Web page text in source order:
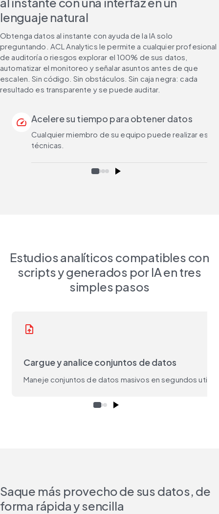
lenguaje natural
Obtenga datos al instante con ayuda de la IA solo
preguntando. ACL Analytics le permite a cualquier profesional
de auditoría o riesgos explorar el 100% de sus datos,
automatizar el monitoreo y señalar asuntos antes de que
escalen. Sin código. Sin obstáculos. Sin caja negra: cada
resultado es transparente y se puede auditar.
speed Acelere su tiempo para obtener datos
Cualquier miembro de su equipo puede realizar
técnicas.
Estudios analíticos compatibles con
scripts y generados por IA en tres
simples pasos
upload_file
Cargue y analice conjuntos de datos
Maneje conjuntos de datos masivos en segundos
Saque más provecho de sus datos, de
forma rápida y sencilla